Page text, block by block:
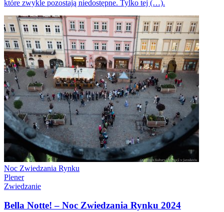
które zwykle pozostają niedostępne. Tylko tej (…).
Noc Zwiedzania Rynku
Plener
Zwiedzanie
Bella Notte! – Noc Zwiedzania Rynku 2024